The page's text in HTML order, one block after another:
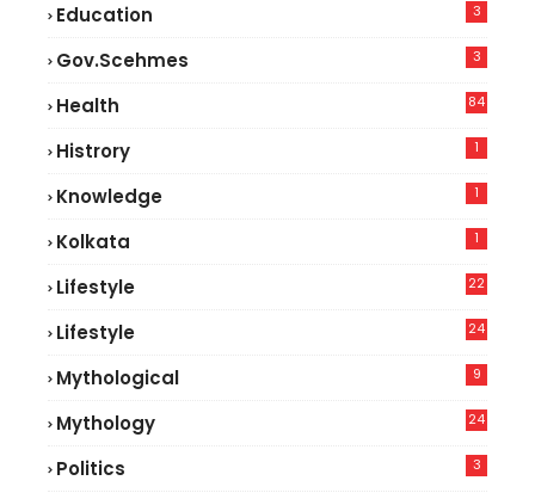
Education 3
Gov.scehmes 3
Health
84
Histrory 1
Knowledge 1
Kolkata 1
Lifestyle
22
Lifestyle
24
Mythological 9
Mythology 24
Politics 3